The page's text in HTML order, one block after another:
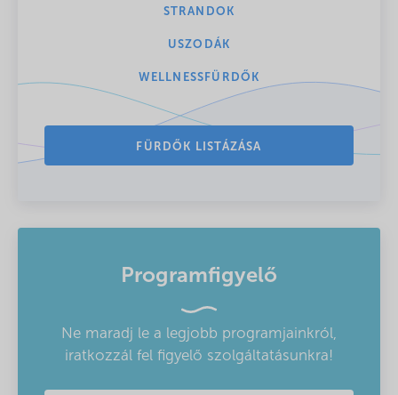
STRANDOK
USZODÁK
WELLNESSFÜRDŐK
FÜRDŐK LISTÁZÁSA
Programfigyelő
Ne maradj le a legjobb programjainkról,
iratkozzál fel figyelő szolgáltatásunkra!